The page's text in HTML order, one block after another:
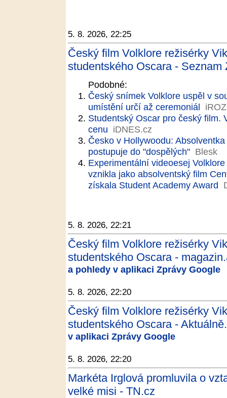
5. 8. 2026, 22:25
Český film Volklore režisérky
studentského Oscara - Seznam
Podobné:
Český snímek Volklore uspěl v
umístění určí až ceremoniál
Studentský Oscar pro český film.
cenu iDNES.cz
Česko v Hollywoodu:
postupuje do "dospělých" Blesk
Experimentální videoesej
vznikla jako absolventský film
získala Student Academy Award
5. 8. 2026, 22:21
Český film Volklore režisérky
studentského Oscara -
a pohledy v aplikaci Zprávy Google
5. 8. 2026, 22:20
Český film Volklore režisérky
studentského Oscara -
v aplikaci Zprávy Google
5. 8. 2026, 22:20
Markéta Irglová promluvila o
velké misi - TN.cz